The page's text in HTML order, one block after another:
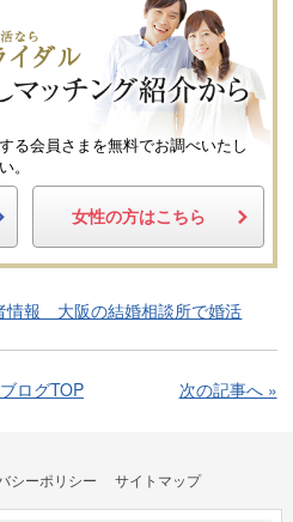
る会員さまを無料でお調べいたし
。
女性の方はこちら
情報 大阪の結婚相談所で婚活
ログTOP 次の記事へ »
シーポリシー サイトマップ